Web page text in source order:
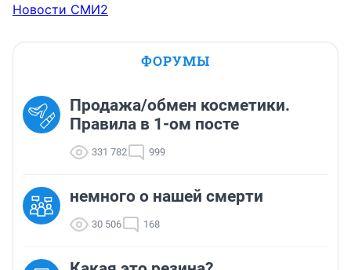
Новости СМИ2
ФОРУМЫ
Продажа/обмен косметики.
Правила в 1-ом посте
331 782 999
немного о нашей смерти
30 506 168